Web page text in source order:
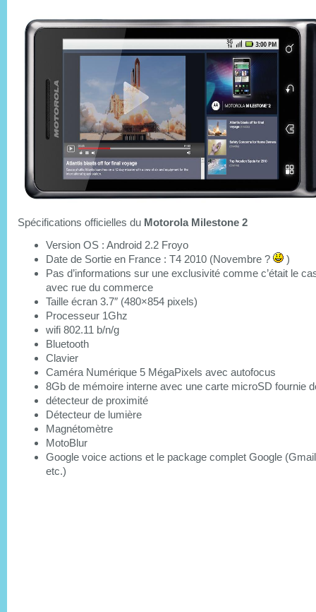
Spécifications officielles du Motorola Milestone 2
Version OS : Android 2.2 Froyo
Date de Sortie en France : T4 2010 (Novembre ?
)
Pas d’informations sur une exclusivité comme c’était le
avec rue du commerce
Taille écran 3.7″ (480×854 pixels)
Processeur 1Ghz
wifi 802.11 b/n/g
Bluetooth
Clavier
Caméra Numérique 5 MégaPixels avec autofocus
8Gb de mémoire interne avec une carte microSD fournie
détecteur de proximité
Détecteur de lumière
Magnétomètre
MotoBlur
Google voice actions et le package complet Google
etc.)